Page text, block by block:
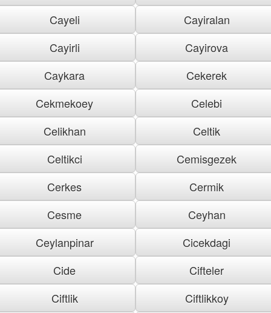
Cayeli
Cayiralan
Cayirli
Cayirova
Caykara
Cekerek
Cekmekoey
Celebi
Celikhan
Celtik
Celtikci
Cemisgezek
Cerkes
Cermik
Cesme
Ceyhan
Ceylanpinar
Cicekdagi
Cide
Cifteler
Ciftlik
Ciftlikkoy